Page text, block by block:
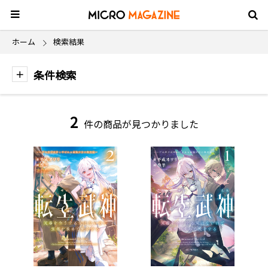
ホーム 検索結果
条件検索
2 件の商品が見つかりました